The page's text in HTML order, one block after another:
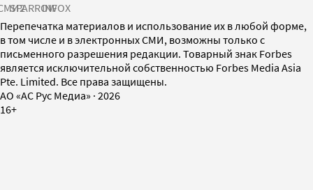
SPARROWINFOX
Перепечатка материалов и использование их в любой форме,
в том числе и в электронных СМИ, возможны только с
письменного разрешения редакции. Товарный знак Forbes
является исключительной собственностью Forbes Media Asia
Pte. Limited. Все права защищены.
AO «АС Рус Медиа» · 2026
16+